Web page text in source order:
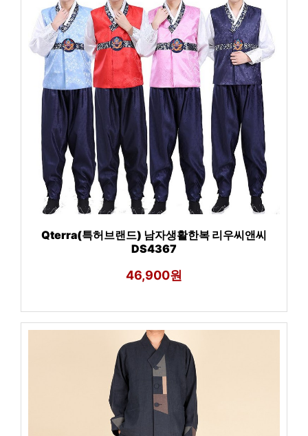
Qterra(특허브랜드) 남자생활한복 리우씨앤씨
DS4367
46,900원